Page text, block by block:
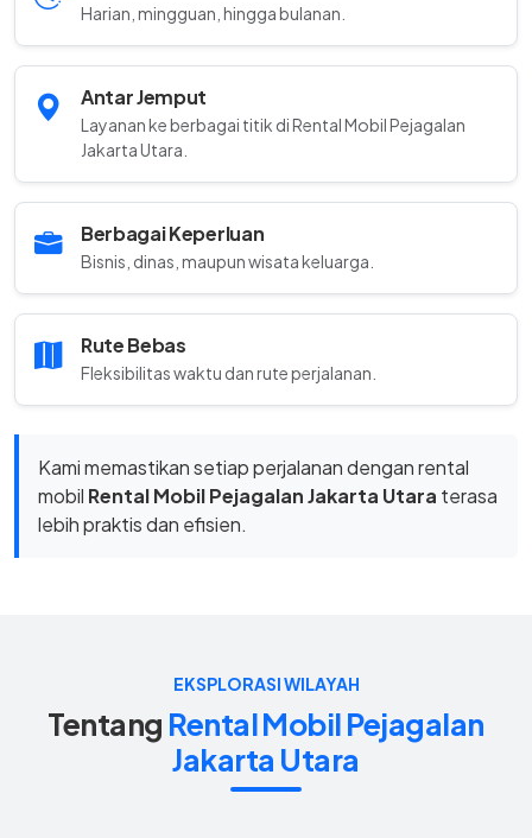
Harian, mingguan, hingga bulanan.
Antar Jemput
Layanan ke berbagai titik di Rental Mobil Pejagalan
Jakarta Utara.
Berbagai Keperluan
Bisnis, dinas, maupun wisata keluarga.
Rute Bebas
Fleksibilitas waktu dan rute perjalanan.
Kami memastikan setiap perjalanan dengan rental
mobil Rental Mobil Pejagalan Jakarta Utara terasa
lebih praktis dan efisien.
EKSPLORASI WILAYAH
Tentang Rental Mobil Pejagalan
Jakarta Utara